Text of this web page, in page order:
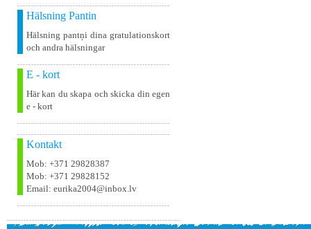
Hälsning Pantin
Hälsning pantņi dina gratulationskort
och andra hälsningar
E - kort
Här kan du skapa och skicka din egen
e - kort
Kontakt
Mob: +371 29828387
Mob: +371 29828152
Email: eurika2004@inbox.lv